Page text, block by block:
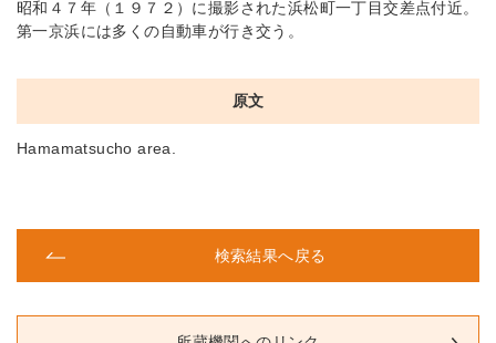
昭和４７年（１９７２）に撮影された浜松町一丁目交差点付近。
第一京浜には多くの自動車が行き交う。
原文
Hamamatsucho area.
検索結果へ戻る